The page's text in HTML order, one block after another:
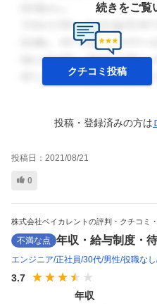
続きをご覧
クチコミ投稿
投稿・登録済みの方は
投稿日： 2021/08/21
0
株式会社ベイカレントの評判・クチコミ
不満な点 年収・給与制度・
エンジニア 正社員 30代 男性 役職なし
3.7
年収